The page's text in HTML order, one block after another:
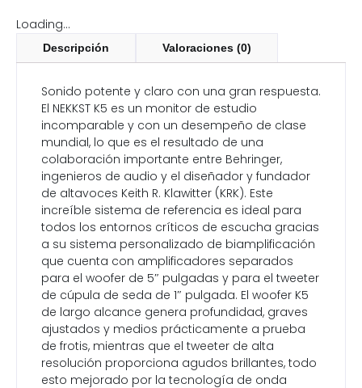
Loading...
Descripción Valoraciones (0)
Sonido potente y claro con una gran respuesta.
El NEKKST K5 es un monitor de estudio
incomparable y con un desempeño de clase
mundial, lo que es el resultado de una
colaboración importante entre Behringer,
ingenieros de audio y el diseñador y fundador
de altavoces Keith R. Klawitter (KRK). Este
increíble sistema de referencia es ideal para
todos los entornos críticos de escucha gracias
a su sistema personalizado de biamplificación
que cuenta con amplificadores separados
para el woofer de 5″ pulgadas y para el tweeter
de cúpula de seda de 1″ pulgada. El woofer K5
de largo alcance genera profundidad, graves
ajustados y medios prácticamente a prueba
de frotis, mientras que el tweeter de alta
resolución proporciona agudos brillantes, todo
esto mejorado por la tecnología de onda